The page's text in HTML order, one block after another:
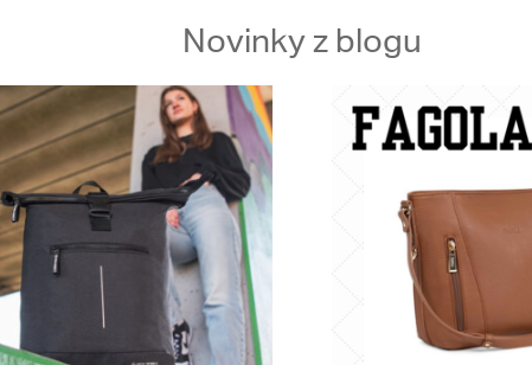
Novinky z blogu